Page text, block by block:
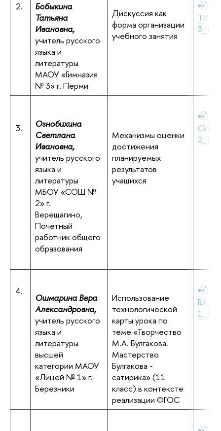
2.
Бобыкина
Татьяна
Ивановна,
учитель русского
языка и
литературы
МАОУ «Гимназия
№ 3» г. Перми
Дискуссия как
форма организации
учебного занятия
3.
Ознобихина
Светлана
Ивановна,
учитель русского
языка и
литературы
МБОУ «СОШ №
2» г.
Верещагино,
Почетный
работник общего
образования
Механизмы оценки
достижения
планируемых
результатов
учащихся
4.
Ошмарина Вера
Александровна,
учитель русского
языка и
литературы
высшей
категории МАОУ
«Лицей № 1» г.
Березники
Использование
технологической
карты урока по
теме «Творчество
М.А. Булгакова.
Мастерство
Булгакова -
сатирика» (11
класс) в контексте
реализации ФГОС